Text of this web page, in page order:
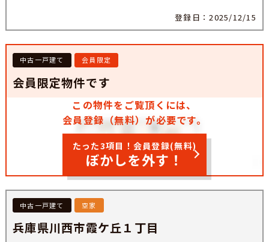
登録日：2025/12/15
中古一戸建て 会員限定
会員限定物件です
この物件をご覧頂くには、
会員登録（無料）が必要です。
たった3項目！会員登録(無料)
ぼかしを外す！
中古一戸建て 空家
兵庫県川西市霞ケ丘１丁目